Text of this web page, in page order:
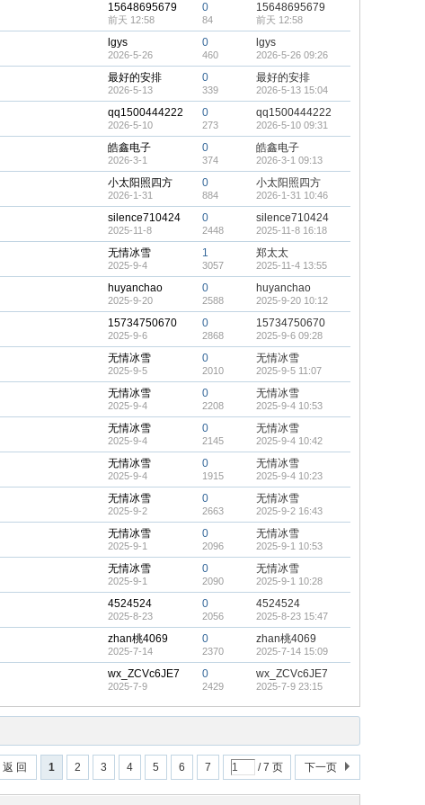
15648695679
前天 12:58
0
84
15648695679
前天 12:58
lgys
2026-5-26
0
460
lgys
2026-5-26 09:26
最好的安排
2026-5-13
0
339
最好的安排
2026-5-13 15:04
qq1500444222
2026-5-10
0
273
qq1500444222
2026-5-10 09:31
皓鑫电子
2026-3-1
0
374
皓鑫电子
2026-3-1 09:13
小太阳照四方
2026-1-31
0
884
小太阳照四方
2026-1-31 10:46
silence710424
2025-11-8
0
2448
silence710424
2025-11-8 16:18
无情冰雪
2025-9-4
1
3057
郑太太
2025-11-4 13:55
huyanchao
2025-9-20
0
2588
huyanchao
2025-9-20 10:12
15734750670
2025-9-6
0
2868
15734750670
2025-9-6 09:28
无情冰雪
2025-9-5
0
2010
无情冰雪
2025-9-5 11:07
无情冰雪
2025-9-4
0
2208
无情冰雪
2025-9-4 10:53
无情冰雪
2025-9-4
0
2145
无情冰雪
2025-9-4 10:42
无情冰雪
2025-9-4
0
1915
无情冰雪
2025-9-4 10:23
无情冰雪
2025-9-2
0
2663
无情冰雪
2025-9-2 16:43
无情冰雪
2025-9-1
0
2096
无情冰雪
2025-9-1 10:53
无情冰雪
2025-9-1
0
2090
无情冰雪
2025-9-1 10:28
4524524
2025-8-23
0
2056
4524524
2025-8-23 15:47
zhan桃4069
2025-7-14
0
2370
zhan桃4069
2025-7-14 15:09
wx_ZCVc6JE7
2025-7-9
0
2429
wx_ZCVc6JE7
2025-7-9 23:15
1 2 3 4 5 6 7 / 7 页 下一页
返 回